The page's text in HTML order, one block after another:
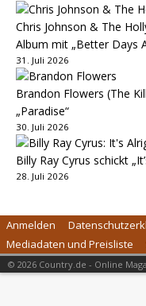
Chris Johnson & The
Album mit „Better Days
31. Juli 2026
Brandon Flowers (The
„Paradise“
30. Juli 2026
Billy Ray Cyrus schickt
28. Juli 2026
Anmelden
Mediadaten und Preisliste
© 2026 Country.de - Online